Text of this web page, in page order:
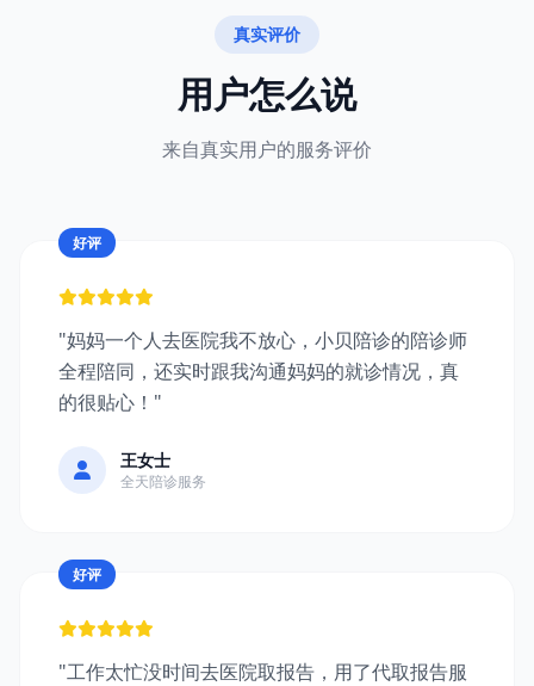
真实评价
用户怎么说
来自真实用户的服务评价
好评
"妈妈一个人去医院我不放心，小贝陪诊的陪诊师
全程陪同，还实时跟我沟通妈妈的就诊情况，真
的很贴心！"
王女士
全天陪诊服务
好评
"工作太忙没时间去医院取报告，用了代取报告服